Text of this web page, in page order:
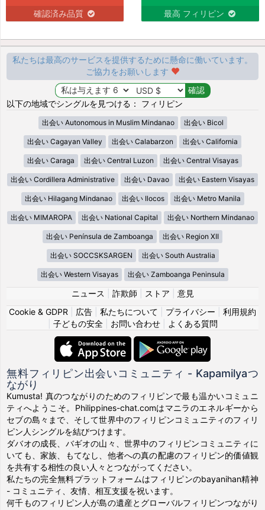
確認済み品質 最高 フィリピン
私たちは最高のサービスを提供するために懸命に働いています。
ご協力をお願いします
以下の地域でシングルを見つける： フィリピン
出会い Autonomous in Muslim Mindanao 出会い Bicol
出会い Cagayan Valley 出会い Calabarzon 出会い California
出会い Caraga 出会い Central Luzon 出会い Central Visayas
出会い Cordillera Administrative 出会い Davao 出会い Eastern Visayas
出会い Hilagang Mindanao 出会い Ilocos 出会い Metro Manila
出会い MIMAROPA 出会い National Capital 出会い Northern Mindanao
出会い Península de Zamboanga 出会い Region XII
出会い SOCCSKSARGEN 出会い South Australia
出会い Western Visayas 出会い Zamboanga Peninsula
ニュース 詐欺師 ストア
意見
Cookie & GDPR
広告 私たちについて プライバシー
利用規約
子どもの安全| お問い合わせ| よくある質問
無料フィリピン出会いコミュニティ - Kapamilyaつ
ながり
Kumusta! 真のつながりのためのフィリピンで最も温かいコミュニ
ティへようこそ。Philippines-chat.comはマニラのエネルギーから
セブの島々まで、そして世界中のフィリピンコミュニティのフィリ
ピン人シングルを結びつけます。
ダバオの成長、バギオの山々、世界中のフィリピンコミュニティに
いても、家族、もてなし、他者への真の配慮のフィリピン的価値観
を共有する相性の良い人々とつながってください。
私たちの完全無料プラットフォームはフィリピンのbayanihan精神
- コミュニティ、友情、相互支援を祝います。
何千ものフィリピン人が島の遺産とグローバルフィリピンつながり